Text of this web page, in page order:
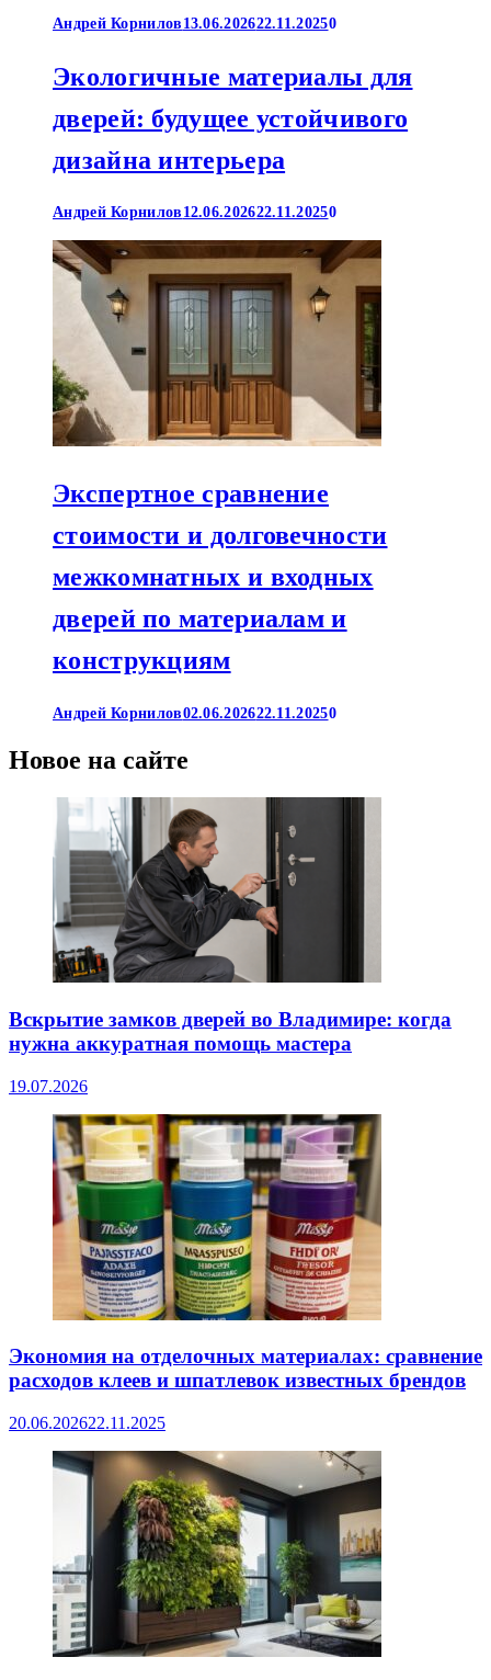
Андрей Корнилов 13.06.202622.11.20250
Экологичные материалы для
дверей: будущее устойчивого
дизайна интерьера
Андрей Корнилов 12.06.202622.11.20250
Экспертное сравнение
стоимости и долговечности
межкомнатных и входных
дверей по материалам и
конструкциям
Андрей Корнилов02.06.202622.11.20250
Новое на сайте
Вскрытие замков дверей во Владимире: когда
нужна аккуратная помощь мастера
19.07.2026
Экономия на отделочных материалах: сравнение
расходов клеев и шпатлевок известных брендов
20.06.202622.11.2025